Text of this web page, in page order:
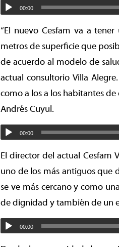
00:00
“El nuevo Cesfam va a
metros de superficie que
de acuerdo al modelo de
actual consultorio Villa
como a los a los habitantes de
Andrés Cuyul.
00:00
El director del actual Cesfam
uno de los más antiguos que
se ve más cercano y como
de dignidad y también de un
00:00